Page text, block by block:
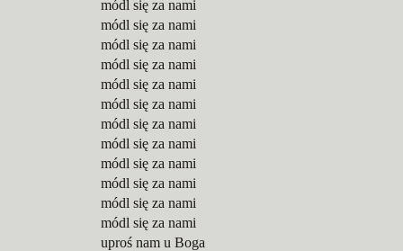
módl się za nami
módl się za nami
módl się za nami
módl się za nami
módl się za nami
módl się za nami
módl się za nami
módl się za nami
módl się za nami
módl się za nami
módl się za nami
módl się za nami
uproś nam u Boga